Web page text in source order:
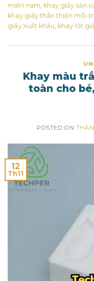
miền nam khay giấy sản
khay giấy thân thiện môi
giấy xuất khẩu khay lót
Khay màu
toàn cho
POSTED ON
12
Th11